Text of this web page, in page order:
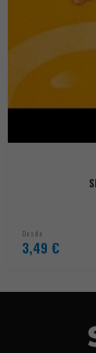
Desde
3,49 €